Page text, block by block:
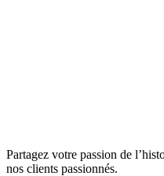
Partagez votre passion de
nos clients passionnés.